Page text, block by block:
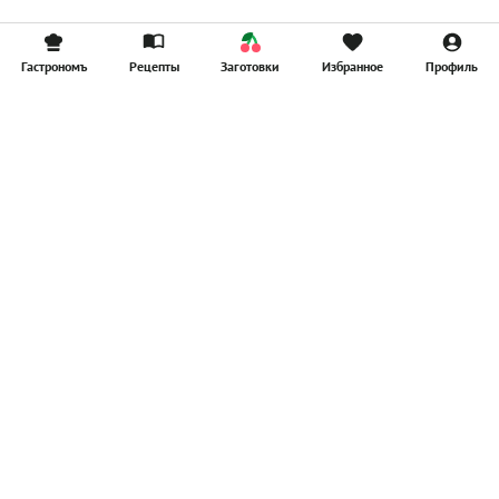
Гастрономъ Рецепты Заготовки Избранное Профиль